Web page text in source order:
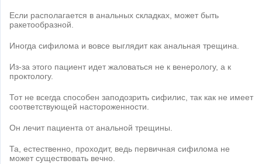
Если располагается в анальных складках, может быть
ракетообразной.
Иногда сифилома и вовсе выглядит как анальная трещина.
Из-за этого пациент идет жаловаться не к венерологу, а к
проктологу.
Тот не всегда способен заподозрить сифилис, так как не имеет
соответствующей настороженности.
Он лечит пациента от анальной трещины.
Та, естественно, проходит, ведь первичная сифилома не
может существовать вечно.